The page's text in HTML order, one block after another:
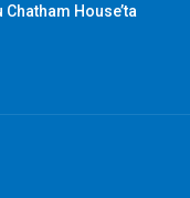
House’ta